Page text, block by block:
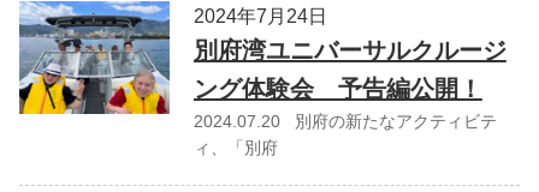
2024年7月24日
別府湾ユニバーサルクルージ
ング体験会 予告編公開！
2024.07.20 別府の新たなアクティビテ
ィ、「別府